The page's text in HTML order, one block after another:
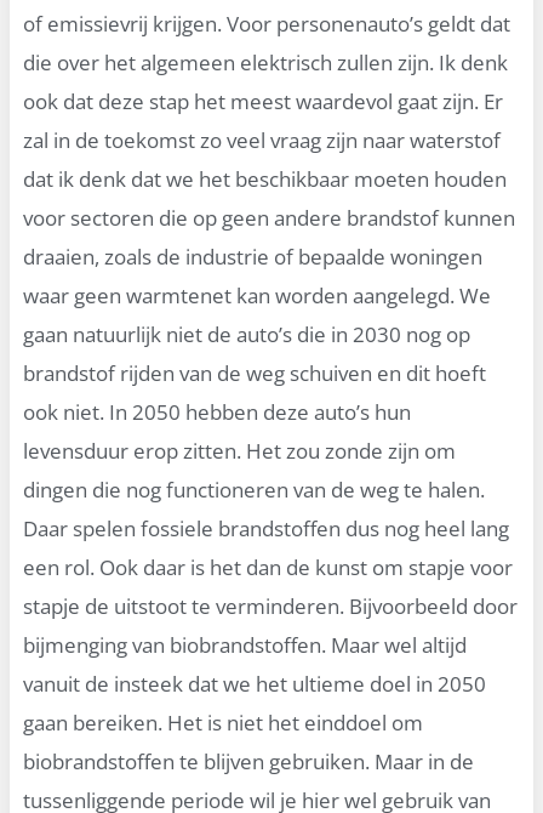
of emissievrij krijgen. Voor personenauto’s geldt dat
die over het algemeen elektrisch zullen zijn. Ik denk
ook dat deze stap het meest waardevol gaat zijn. Er
zal in de toekomst zo veel vraag zijn naar waterstof
dat ik denk dat we het beschikbaar moeten houden
voor sectoren die op geen andere brandstof kunnen
draaien, zoals de industrie of bepaalde woningen
waar geen warmtenet kan worden aangelegd. We
gaan natuurlijk niet de auto’s die in 2030 nog op
brandstof rijden van de weg schuiven en dit hoeft
ook niet. In 2050 hebben deze auto’s hun
levensduur erop zitten. Het zou zonde zijn om
dingen die nog functioneren van de weg te halen.
Daar spelen fossiele brandstoffen dus nog heel lang
een rol. Ook daar is het dan de kunst om stapje voor
stapje de uitstoot te verminderen. Bijvoorbeeld door
bijmenging van biobrandstoffen. Maar wel altijd
vanuit de insteek dat we het ultieme doel in 2050
gaan bereiken. Het is niet het einddoel om
biobrandstoffen te blijven gebruiken. Maar in de
tussenliggende periode wil je hier wel gebruik van